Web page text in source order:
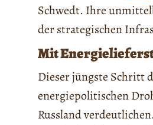
Schwedt. Ihre
der strategischen
Mit
Dieser jüngste Schritt
energiepolitischen
Russland